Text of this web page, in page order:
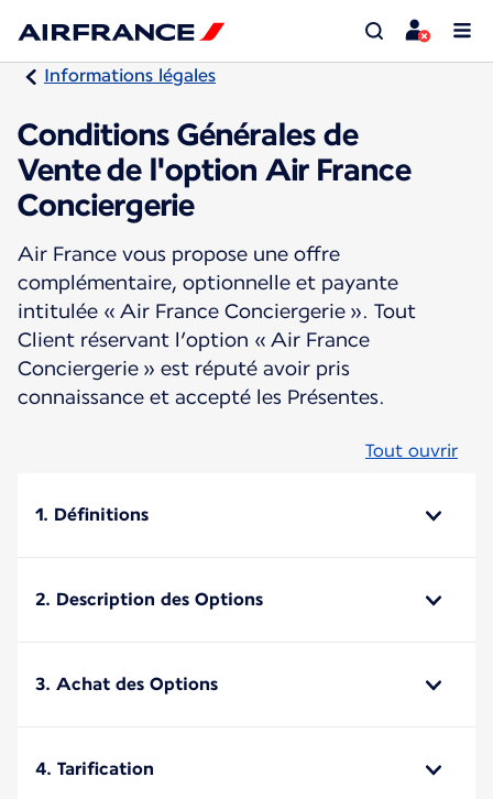
Informations légales
Conditions Générales de
Vente de l'option Air France
Conciergerie
Air France vous propose une offre
complémentaire, optionnelle et payante
intitulée « Air France Conciergerie ». Tout
Client réservant l’option « Air France
Conciergerie » est réputé avoir pris
connaissance et accepté les Présentes.
Tout ouvrir
1. Définitions
2. Description des Options
3. Achat des Options
4. Tarification